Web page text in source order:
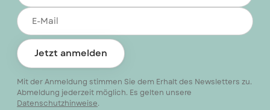
Jetzt anmelden
Mit der Anmeldung stimmen Sie dem Erhalt des Newsletters zu.
Abmeldung jederzeit möglich. Es gelten unsere
Datenschutzhinweise.